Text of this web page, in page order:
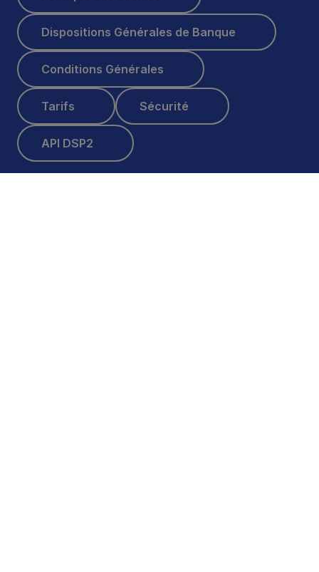
Dispositions Générales de Banque
Dispositions Générales de Banque
Conditions Générales
Conditions Générales
Tarifs
Tarifs
Sécurité
Sécurité
API DSP2
API DSP2